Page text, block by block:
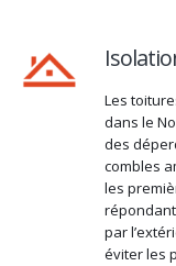
Les
dans le
des
combles
les
par
éviter les